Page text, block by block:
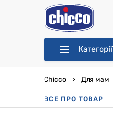
Категорії
Chicco Для мам
ВСЕ ПРО ТОВАР